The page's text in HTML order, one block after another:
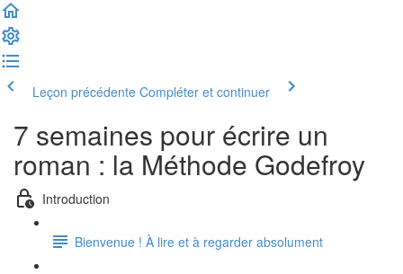
Leçon précédente Compléter et continuer
7 semaines pour écrire un
roman : la Méthode Godefroy
Introduction
Bienvenue ! À lire et à regarder absolument